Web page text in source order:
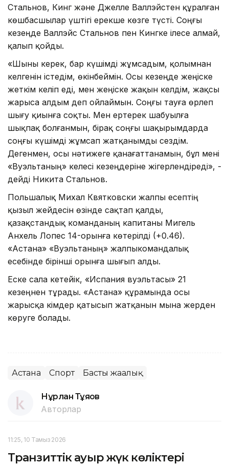
Стальнов, Кинг және Джелле Валлэйстен құралған
көшбасшылар үштігі ерекше көзге түсті. Соңғы
кезеңде Валлэйс Стальнов пен Кингке ілесе алмай,
қалып қойды.
«Шыны керек, бар күшімді жұмсадым, қолымнан
келгенін істедім, өкінбеймін. Осы кезеңде жеңіске
жеткім келіп еді, мен жеңіске жақын келдім, жақсы
жарыса алдым деп ойлаймын. Соңғы тауға өрлеп
шығу қиынға соқты. Мен ертерек шабуылға
шықпақ болғанмын, бірақ соңғы шақырымдарда
соңғы күшімді жұмсап жатқанымды сездім.
Дегенмен, осы нәтижеге қанағаттанамын, бұл мені
«Вуэльтаның» келесі кезеңдеріне жігерлендіреді», -
дейді Никита Стальнов.
Польшалық Михал Квятковски жалпы есептің
қызыл жейдесін өзінде сақтап қалды,
қазақстандық команданың капитаны Мигель
Анхель Лопес 14-орынға көтерілді (+0.46).
«Астана» «Вуэльтаның» жалпыкомандалық
есебінде бірінші орынға шығып алды.
Еске сала кетейік, «Испания вуэльтасы» 21
кезеңнен тұрады. «Астана» құрамында осы
жарысқа кімдер қатысып жатқанын мына жерден
көруге болады.
Астана Спорт Басты жаңалық
Нұрлан Тұяқов
Авторлар
11:25, 10 Тамыз 2026
Транзиттік ауыр жүк көліктері